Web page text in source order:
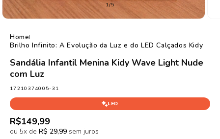
1/de
5
Home
Brilho Infinito: A Evolução da Luz e do LED Calçados Kidy
Sandália Infantil Menina Kidy Wave Light Nude
com Luz
SKU:
17210374005-31
LED
Preço
normal
R$149,99
ou 5x de R$ 29,99 sem juros